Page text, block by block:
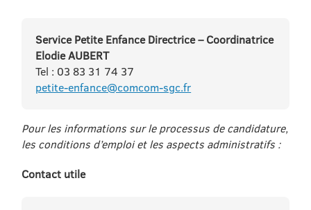
Service Petite Enfance Directrice – Coordinatrice
Elodie AUBERT
Tel : 03 83 31 74 37
petite-enfance@comcom-sgc.fr
Pour les informations sur le processus de candidature,
les conditions d’emploi et les aspects administratifs :
Contact utile